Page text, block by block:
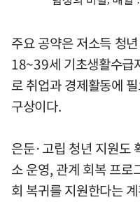
주요 공약은 저소득 청
18~39세 기초생활수급
로 취업과 경제활동에
구상이다.
은둔·고립 청년 지원도
소 운영, 관계 회복 프로
회 복귀를 지원한다는